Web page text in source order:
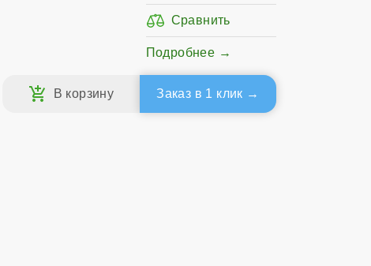
Подробнее
Заказ в 1 клик